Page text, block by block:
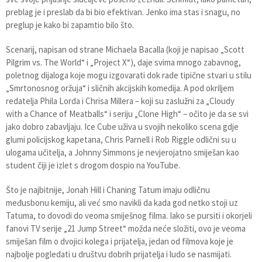
preblag je i preslab da bi bio efektivan. Jenko ima stas i snagu, no
preglup je kako bi zapamtio bilo što.
Scenarij, napisan od strane Michaela Bacalla (koji je napisao „Scott
Pilgrim vs. The World“ i „Project X“), daje svima mnogo zabavnog,
poletnog dijaloga koje mogu izgovarati dok rade tipične stvari u stilu
„Smrtonosnog oržuja“ i sličnih akcijskih komedija. A pod okriljem
redatelja Phila Lorda i Chrisa Millera – koji su zaslužni za „Cloudy
with a Chance of Meatballs“ i seriju „Clone High“ – očito je da se svi
jako dobro zabavljaju. Ice Cube uživa u svojih nekoliko scena gdje
glumi policijskog kapetana, Chris Parnell i Rob Riggle odlični su u
ulogama učitelja, a Johnny Simmons je nevjerojatno smiješan kao
student čiji je izlet s drogom dospio na YouTube.
Što je najbitnije, Jonah Hill i Chaning Tatum imaju odličnu
međusbonu kemiju, ali već smo navikli da kada god netko stoji uz
Tatuma, to dovodi do veoma smiješnog filma. Iako se pursiti i okorjeli
fanovi TV serije „21 Jump Street“ možda neće složiti, ovo je veoma
smiješan film o dvojici kolega i prijatelja, jedan od filmova koje je
najbolje pogledati u društvu dobrih prijatelja i ludo se nasmijati.